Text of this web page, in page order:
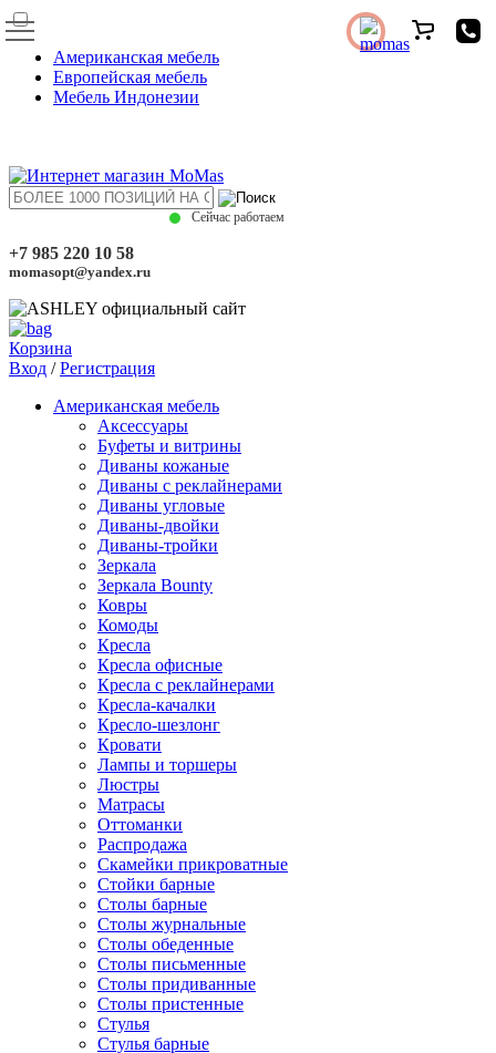
Американская мебель
Европейская мебель
Мебель Индонезии
Сейчас работаем
+7 985 220 10 58
momasopt@yandex.ru
Корзина
Вход /Регистрация
Американская мебель
Аксессуары
Буфеты и витрины
Диваны кожаные
Диваны с реклайнерами
Диваны угловые
Диваны-двойки
Диваны-тройки
Зеркала
Зеркала Bounty
Ковры
Комоды
Кресла
Кресла офисные
Кресла с реклайнерами
Кресла-качалки
Кресло-шезлонг
Кровати
Лампы и торшеры
Люстры
Матрасы
Оттоманки
Распродажа
Скамейки прикроватные
Стойки барные
Столы барные
Столы журнальные
Столы обеденные
Столы письменные
Столы придиванные
Столы пристенные
Стулья
Стулья барные